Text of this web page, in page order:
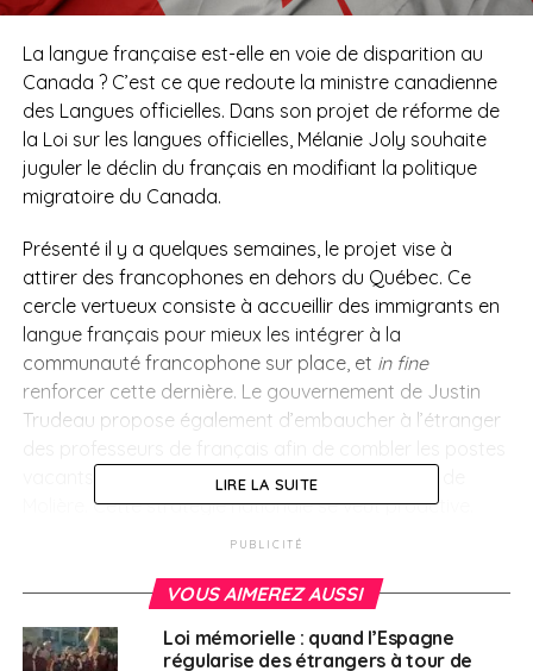
La langue française est-elle en voie de disparition au
Canada ? C’est ce que redoute la ministre canadienne
des Langues officielles. Dans son projet de réforme de
la Loi sur les langues officielles, Mélanie Joly souhaite
juguler le déclin du français en modifiant la politique
migratoire du Canada.
Présenté il y a quelques semaines, le projet vise à
attirer des francophones en dehors du Québec. Ce
cercle vertueux consiste à accueillir des immigrants en
langue français pour mieux les intégrer à la
communauté francophone sur place, et in fine
renforcer cette dernière. Le gouvernement de Justin
Trudeau propose également d’embaucher à l’étranger
vacants et stimuler l’enseignement de la langue de
Molière. Cette stratégie nationale se veut proactive.
La langue française en
sursis ?
LIRE LA SUITE
PUBLICITÉ
VOUS AIMEREZ AUSSI
Loi mémorielle : quand l’Espagne
régularise des étrangers à tour de